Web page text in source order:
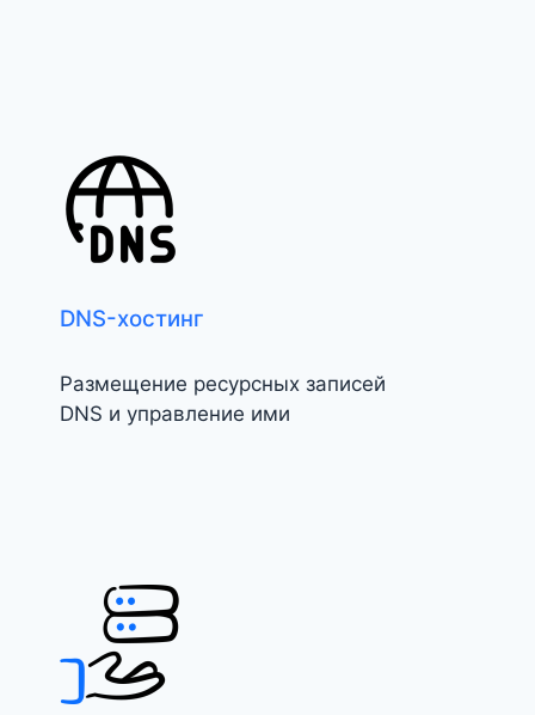
DNS-хостинг
Размещение ресурсных записей
DNS и управление ими